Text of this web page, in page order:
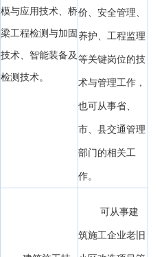
模与应用技术、桥
梁工程检测与加固
技术、智能装备及
检测技术。
价、安全管理、
养护、工程监理
等关键岗位的技
术与管理工作，
也可从事省、
市、县交通管理
部门的相关工
作。
可从事建
筑施工企业老旧